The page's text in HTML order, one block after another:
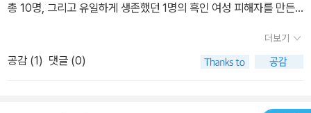
총 10명, 그리고 유일하게 생존했던 1명의 흑인 여성 피해자를 만든
기록한 것이다. 인종, 사회적인 지위, 지역적인 문제로 외면받았던 피
해자들과 그 가족의 이야기, 수집한 증거가 막다른 길목에 다다를 때
도 포기하지 않고 전담반을 꾸려 이 사건을 추적했던 형사들의 이야
더보기
공감 (1) 댓글 (0)